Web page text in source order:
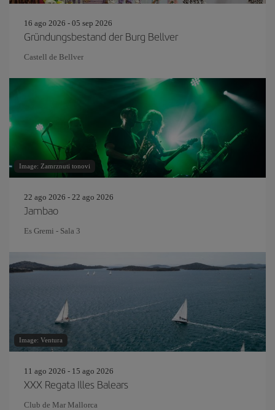
16 ago 2026 - 05 sep 2026
Gründungsbestand der Burg Bellver
Castell de Bellver
Image: Zamrznuti tonovi
22 ago 2026 - 22 ago 2026
Jambao
Es Gremi - Sala 3
Image: Ventura
11 ago 2026 - 15 ago 2026
XXX Regata Illes Balears
Club de Mar Mallorca